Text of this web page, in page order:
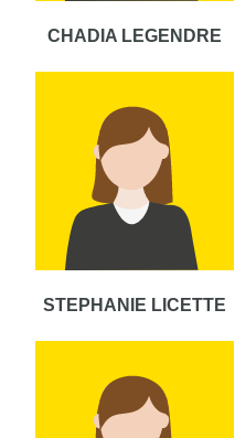
CHADIA LEGENDRE
STEPHANIE LICETTE